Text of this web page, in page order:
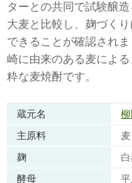
ターとの共同で試験醸
大麦と比較し、麹づく
できることが確認され
崎に由来のある麦によ
粋な麦焼酎です。
蔵元名
主原料
麦
麹
酵母